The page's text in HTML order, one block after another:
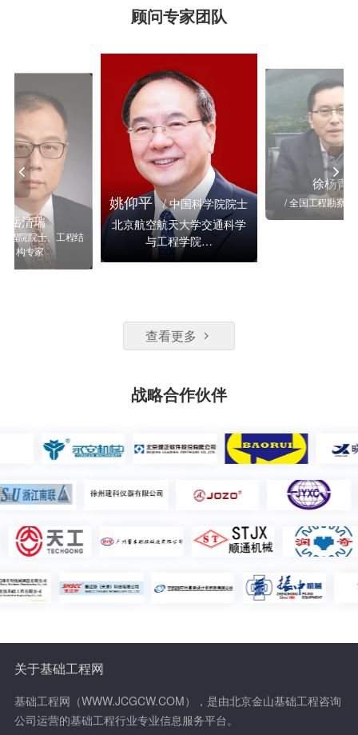
顾问专家团队
岳清瑞
程院院士、工程结
构专家
姚仰平 / 中国科学院院士
北京航空航天大学交通科学
与工程学院…
徐杨青
/ 全国工程勘察设
/ 高级工程师
汪成兵
/ 工学博士
查看更多
战略合作伙伴
关于基础工程网
基础工程网（WWW.JCGCW.COM），是由北京金山基础工程咨询
公司运营的基础工程行业专业信息服务平台。